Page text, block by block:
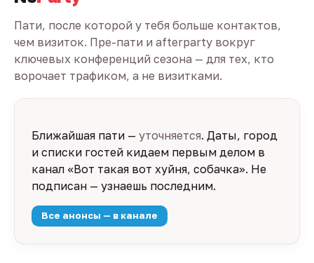
Пати, после которой у тебя больше контактов,
чем визиток. Пре-пати и afterparty вокруг
ключевых конференций сезона — для тех, кто
ворочает трафиком, а не визитками.
Ближайшая пати — уточняется. Даты, город
и списки гостей кидаем первым делом в
канал «Вот такая вот хуйня, собачка». Не
подписан — узнаешь последним.
Все анонсы — в канале